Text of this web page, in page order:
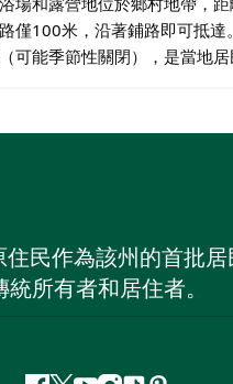
僅100米，沿著鋪路即可抵達
可能季節性關閉），是當地居
場提供露營場地…
民作為該州的首批
統所有者和居住者。